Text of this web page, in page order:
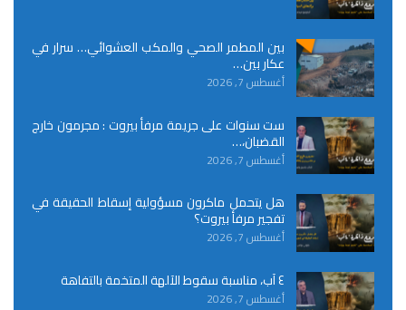
بين المطمر الصحي والمكب العشوائي… سرار في
عكار بين…
أغسطس 7, 2026
ست سنوات على جريمة مرفأ بيروت : مجرمون خارج
القضبان،…
أغسطس 7, 2026
هل يتحمل ماكرون مسؤولية إسقاط الحقيقة في
تفجير مرفأ بيروت؟
أغسطس 7, 2026
٤ آب، مناسبة سقوط الآلهة المتخمة بالتفاهة
أغسطس 7, 2026